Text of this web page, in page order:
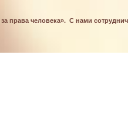
права человека». С нами